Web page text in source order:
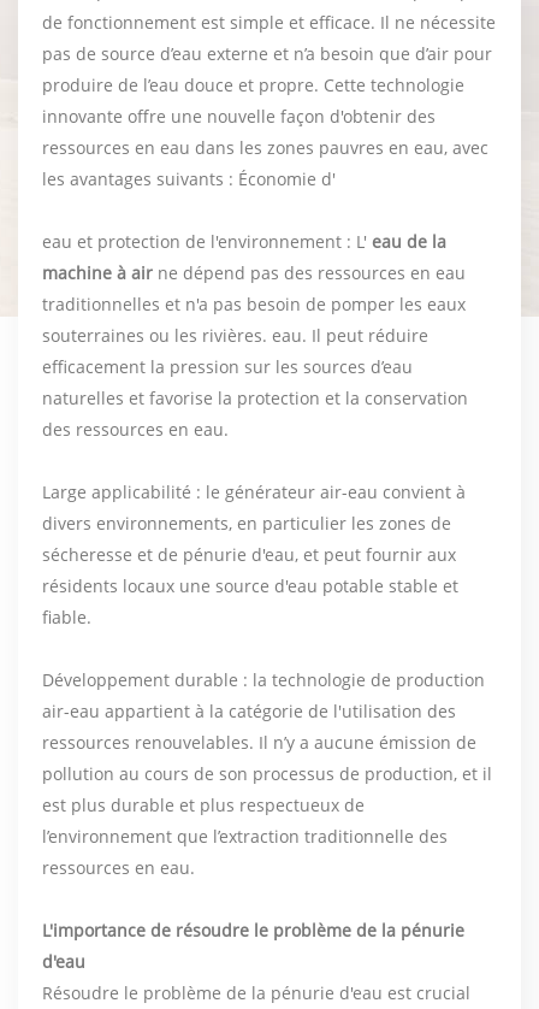
de fonctionnement est simple et efficace. Il ne nécessite
pas de source d’eau externe et n’a besoin que d’air pour
produire de l’eau douce et propre. Cette technologie
innovante offre une nouvelle façon d'obtenir des
ressources en eau dans les zones pauvres en eau, avec
les avantages suivants : Économie d'
eau et protection de l'environnement : L' eau de la
machine à air ne dépend pas des ressources en eau
traditionnelles et n'a pas besoin de pomper les eaux
souterraines ou les rivières. eau. Il peut réduire
efficacement la pression sur les sources d’eau
naturelles et favorise la protection et la conservation
des ressources en eau.
Large applicabilité : le générateur air-eau convient à
divers environnements, en particulier les zones de
sécheresse et de pénurie d'eau, et peut fournir aux
résidents locaux une source d'eau potable stable et
fiable.
Développement durable : la technologie de production
air-eau appartient à la catégorie de l'utilisation des
ressources renouvelables. Il n’y a aucune émission de
pollution au cours de son processus de production, et il
est plus durable et plus respectueux de
l’environnement que l’extraction traditionnelle des
ressources en eau.
L'importance de résoudre le problème de la pénurie
d'eau
Résoudre le problème de la pénurie d'eau est crucial